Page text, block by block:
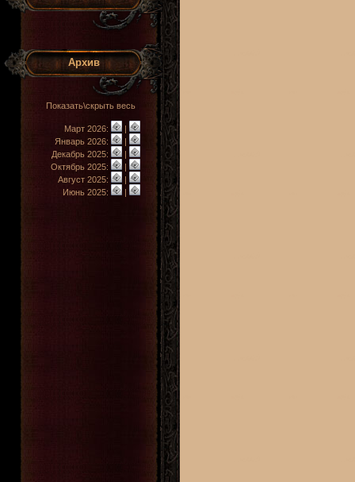
Архив
Показать\скрыть весь
Март 2026:
|
Январь 2026:
|
Декабрь 2025:
|
Октябрь 2025:
|
Август 2025:
|
Июнь 2025:
|